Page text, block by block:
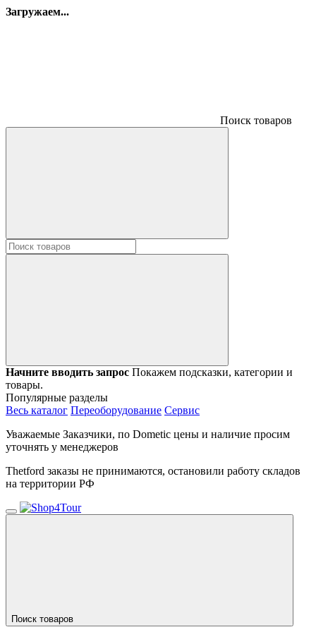
Загружаем...
Поиск товаров
Начните вводить запрос Покажем подсказки, категории и
товары.
Популярные разделы
Весь каталог Переоборудование Сервис
Уважаемые Заказчики, по Dometic цены и наличие просим
уточнять у менеджеров
Thetford заказы не принимаются, остановили работу складов
на территории РФ
Поиск товаров